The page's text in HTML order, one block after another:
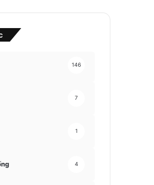
146
7
1
4